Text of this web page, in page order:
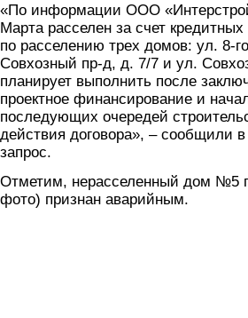
«По информации ООО
Марта расселен за счет
по расселению трех домов: ул. 8-
Совхозный пр-д, д. 7/7 и ул.
планирует выполнить после
проектное финансирование и
последующих очередей
действия договора», – сообщили
запрос.
Отметим, нерасселенный дом №5
фото) признан аварийным.